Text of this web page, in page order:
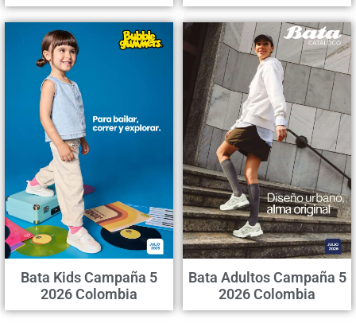
Bata Kids Campaña 5
2026 Colombia
Bata Adultos Campaña 5
2026 Colombia